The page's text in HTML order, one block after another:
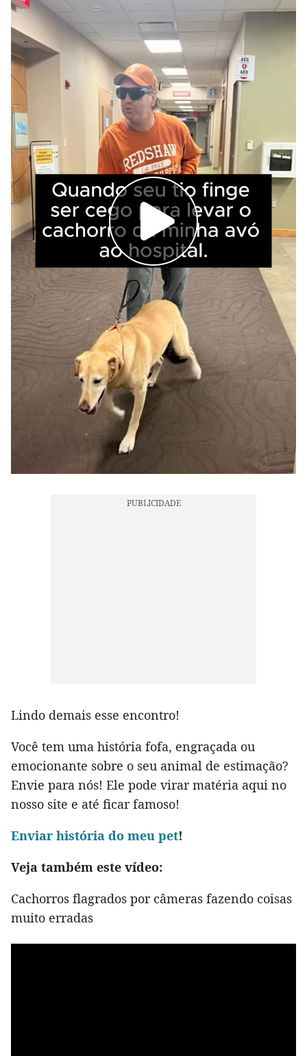
Lindo demais esse encontro!
Você tem uma história fofa, engraçada ou
emocionante sobre o seu animal de estimação?
Envie para nós! Ele pode virar matéria aqui no
nosso site e até ficar famoso!
Enviar história do meu pet!
Veja também este vídeo:
Cachorros flagrados por câmeras fazendo coisas
muito erradas